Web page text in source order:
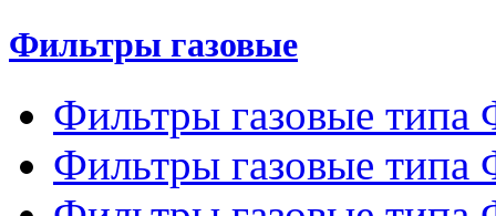
Фильтры газовые
Фильтры газовые типа
Фильтры газовые